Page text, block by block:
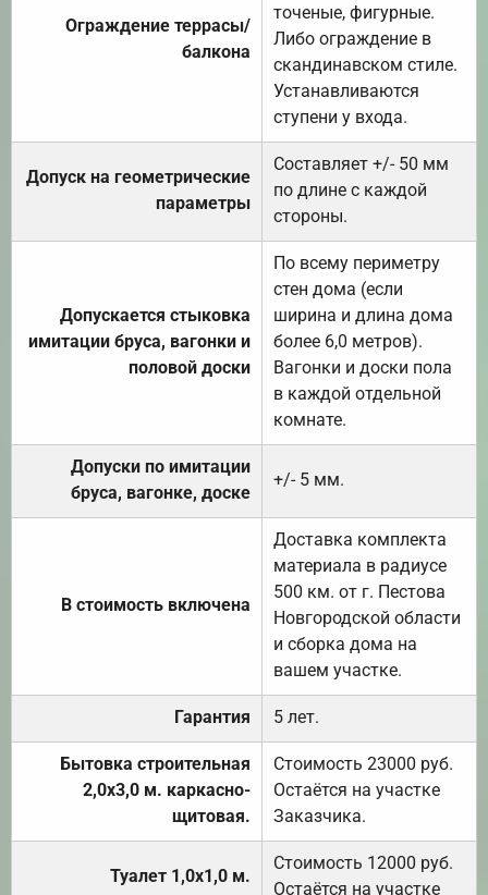
Ограждение террасы/
балкона
точеные, фигурные.
Либо ограждение в
скандинавском стиле.
Устанавливаются
ступени у входа.
Допуск на геометрические
параметры
Составляет +/- 50 мм
по длине с каждой
стороны.
Допускается стыковка
имитации бруса, вагонки и
половой доски
По всему периметру
стен дома (если
ширина и длина дома
более 6,0 метров).
Вагонки и доски пола
в каждой отдельной
комнате.
Допуски по имитации
бруса, вагонке, доске
+/- 5 мм.
В стоимость включена
Доставка комплекта
материала в радиусе
500 км. от г. Пестова
Новгородской области
и сборка дома на
вашем участке.
Гарантия 5 лет.
Бытовка строительная
2,0х3,0 м. каркасно-
щитовая.
Стоимость 23000 руб.
Остаётся на участке
Заказчика.
Туалет 1,0х1,0 м.
Стоимость 12000 руб.
Остаётся на участке